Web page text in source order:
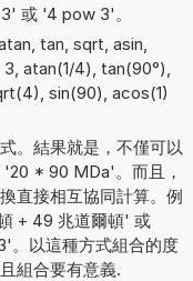
或 '4 pow 3'。
tan, sqrt, asin,
atan(1/4), tan(90°),
sin(90), acos(1)
。結果就是，不僅可以
'20 * 90 MDa'。而且，
直接相互協同計算。例
+ 49 兆道爾頓' 或
以這種方式組合的度
組合要有意義.